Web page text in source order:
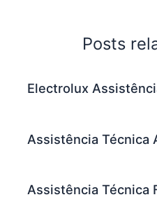
Posts
Electrolux
Assistência Técnica
Assistência Técnica